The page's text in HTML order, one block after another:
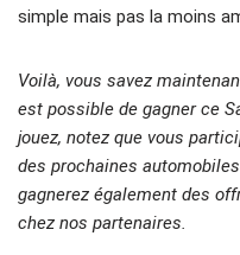
simple mais pas la moins
Voilà, vous savez
est possible de gagner ce
jouez, notez que vous
des prochaines
gagnerez également des
chez nos partenaires.